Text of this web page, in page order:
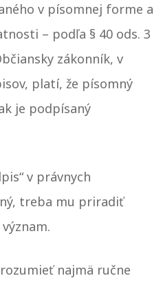
v písomnej forme a
– podľa § 40 ods. 3
zákonník, v
platí, že písomný
je podpísaný
v právnych
treba mu priradiť
najmä ručne